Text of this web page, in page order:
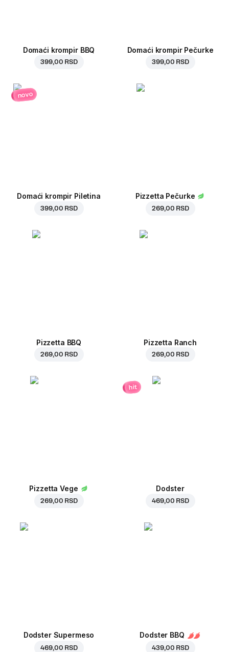
Domaći krompir BBQ
399,00 RSD
Domaći krompir Pečurke
399,00 RSD
novo
Domaći krompir Piletina
399,00 RSD
Pizzetta Pečurke
269,00 RSD
Pizzetta BBQ
269,00 RSD
Pizzetta Ranch
269,00 RSD
Pizzetta Vege
269,00 RSD
hit
Dodster
469,00 RSD
Dodster Supermeso
469,00 RSD
Dodster BBQ
439,00 RSD